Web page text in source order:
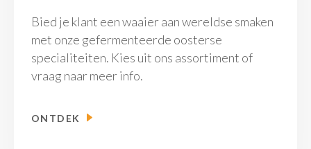
Bied je klant een waaier aan wereldse smaken
met onze gefermenteerde oosterse
specialiteiten. Kies uit ons assortiment of
vraag naar meer info.
ONTDEK